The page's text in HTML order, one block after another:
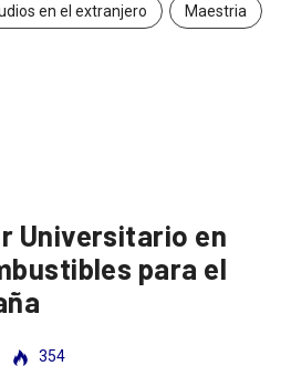
en el extranjero Maestria
Universitario en
para el
354